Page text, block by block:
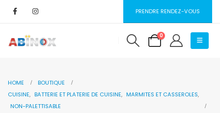
PRENDRE RENDEZ-VOUS
0
HOME
BOUTIQUE
CUISINE, BATTERIE ET PLATERIE DE CUISINE, MARMITES ET CASSEROLES,
NON-PALETTISABLE